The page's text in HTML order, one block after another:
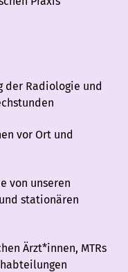
der Radiologie und
vor Ort und
von unseren
stationären
Ärzt*innen, MTRs